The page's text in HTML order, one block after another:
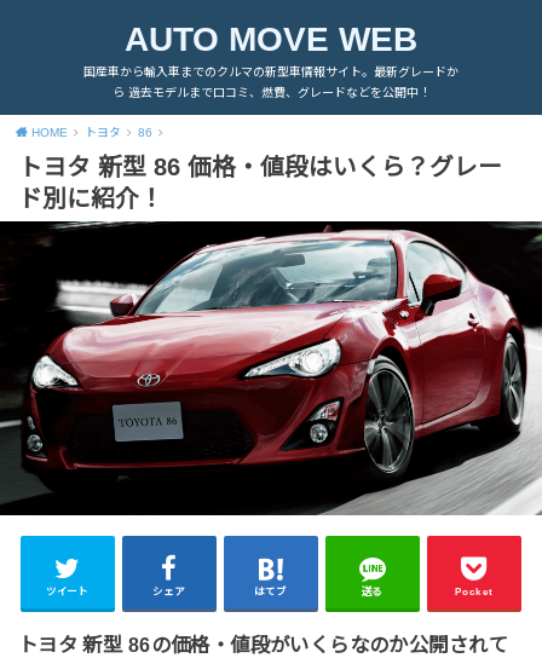
AUTO MOVE WEB
国産車から輸入車までのクルマの新型車情報サイト。最新グレードか
ら 過去モデルまで口コミ、燃費、グレードなどを公開中！
HOME トヨタ 86
トヨタ 新型 86 価格・値段はいくら？グレー
ド別に紹介！
ツイート シェア はてブ 送る Pocket
トヨタ 新型 86の価格・値段がいくらなのか公開されて